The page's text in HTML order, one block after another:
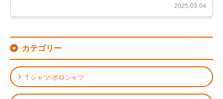
2025.03.04
カテゴリー
Ｔシャツ/ポロシャツ